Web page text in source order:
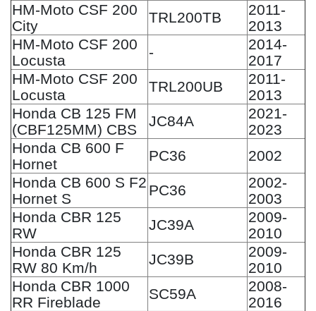
HM-Moto CSF 200
City
TRL200TB
2011-
2013
HM-Moto CSF 200
Locusta
-
2014-
2017
HM-Moto CSF 200
Locusta
TRL200UB
2011-
2013
Honda CB 125 FM
(CBF125MM) CBS
JC84A
2021-
2023
Honda CB 600 F
Hornet
PC36
2002
Honda CB 600 S F2
Hornet S
PC36
2002-
2003
Honda CBR 125
RW
JC39A
2009-
2010
Honda CBR 125
RW 80 Km/h
JC39B
2009-
2010
Honda CBR 1000
RR Fireblade
SC59A
2008-
2016